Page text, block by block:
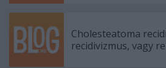
Cholesteatoma
recidivizmus, vagy